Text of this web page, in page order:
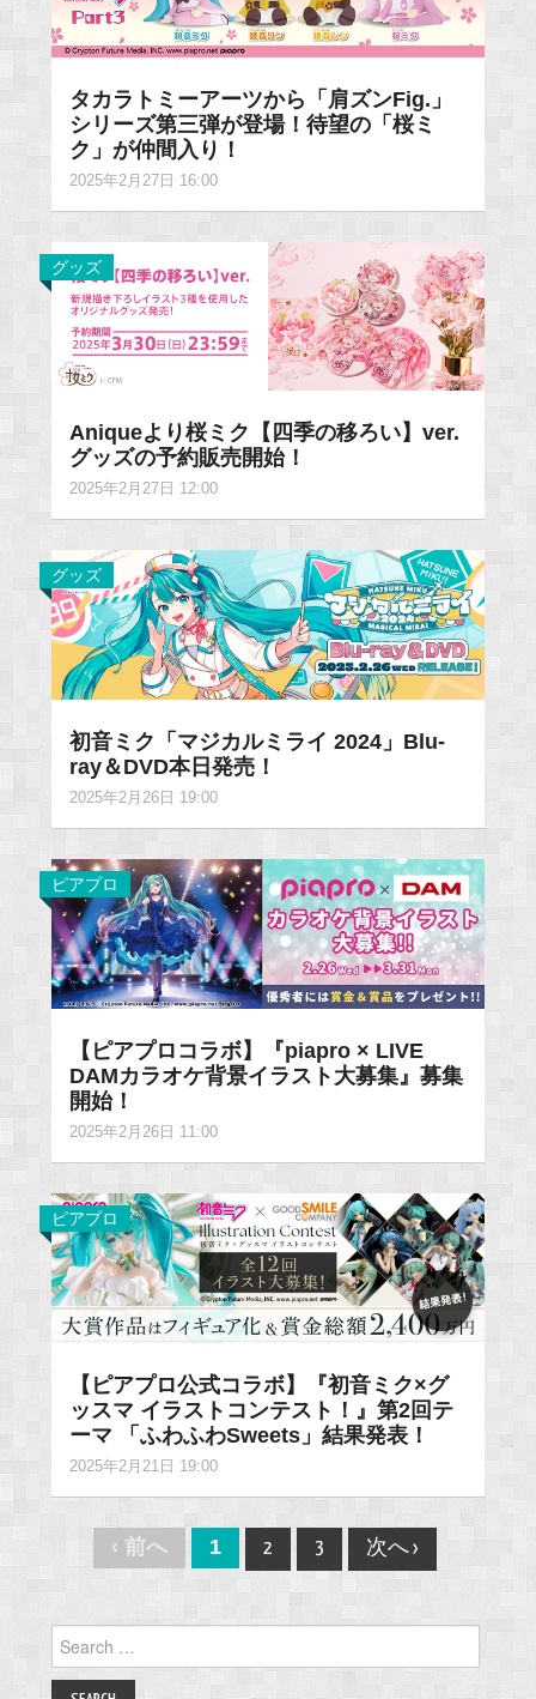
タカラトミーアーツから「肩ズンFig.」
シリーズ第三弾が登場！待望の「桜ミ
ク」が仲間入り！
2025年2月27日 16:00
グッズ
Aniqueより桜ミク【四季の移ろい】ver.
グッズの予約販売開始！
2025年2月27日 12:00
グッズ
初音ミク「マジカルミライ 2024」Blu-
ray＆DVD本日発売！
2025年2月26日 19:00
ピアプロ
【ピアプロコラボ】『piapro × LIVE
DAMカラオケ背景イラスト大募集』募集
開始！
2025年2月26日 11:00
ピアプロ
【ピアプロ公式コラボ】『初音ミク×グ
ッスマ イラストコンテスト！』第2回テ
ーマ 「ふわふわSweets」結果発表！
2025年2月21日 19:00
Post
navigation
‹ 前へ 1 2 3 次へ ›
for: